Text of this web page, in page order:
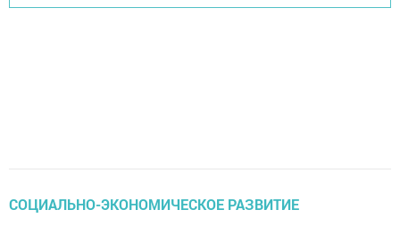
СОЦИАЛЬНО-ЭКОНОМИЧЕСКОЕ РАЗВИТИЕ